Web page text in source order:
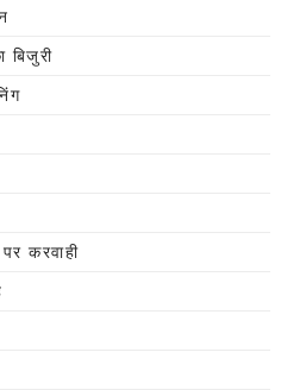
बिजुरी
करवाही